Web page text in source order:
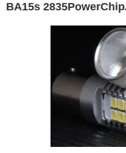
BA15s